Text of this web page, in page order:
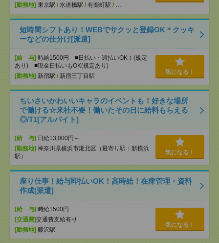
[勤務地] 東京駅 / 水道橋駅 / 有楽町駅 / …
短時間シフトあり！WEBでサクッと登録OK＊クッキ
ーなどの仕分け[派遣]
[給 与] 時給1500円 ■日払い・週払いOK！(規定
あり) ■現金日払いもOK(規定あり)
[勤務地] 新宿駅 / 新宿三丁目駅
気になる！
ちいさいかわいいキャラのイベントも！好きな場所
で働ける☆来社不要！働いたその日に給料もらえる
◎/T1[アルバイト]
[給 与] 日給13,000円～
[勤務地] 神奈川県横浜市港北区（最寄り駅：新横浜
駅）
気になる！
座り仕事！給与即払いOK！高時給！在庫管理・資料
作成[派遣]
[給 与] 時給1500円
[交通費]交通費支給有り
[勤務地] 藤沢駅
気になる！